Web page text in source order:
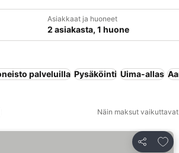
Asiakkaat ja huoneet
2 asiakasta, 1 huone
palveluilla Pysäköinti Uima-allas
Näin maksut
Jaa